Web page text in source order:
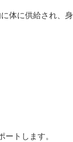
体に供給され、身
トします。